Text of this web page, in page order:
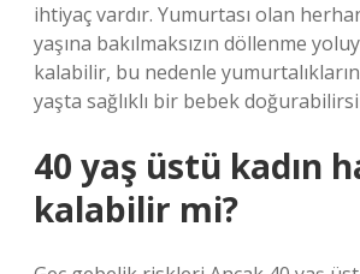
ihtiyaç vardır. Yumurtası olan
yaşına bakılmaksızın döllenme
kalabilir, bu nedenle
yaşta sağlıklı bir bebek
40 yaş üstü kadın
kalabilir mi?